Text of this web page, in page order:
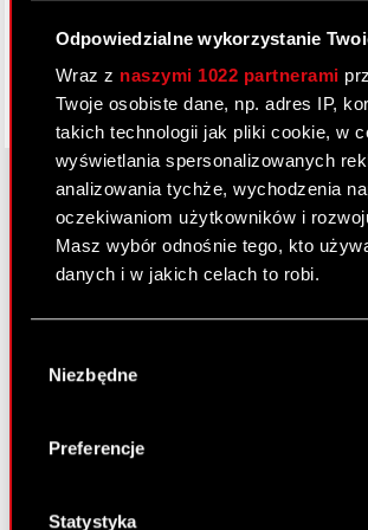
Odpowiedzialne wykorzystanie
Wraz z naszymi 1022 partnerami
Twoje osobiste dane, np. adres IP,
takich technologii jak pliki cookie, w
wyświetlania spersonalizowanych
analizowania tychże, wychodzenia
oczekiwaniom użytkowników i
Masz wybór odnośnie tego, kto
danych i w jakich celach to robi.
lokalizacji geograficznej z
Identyfikować Twoje
analizując charakteryzującego
palca)
zgody
Niezbędne
Preferencje
Statystyka
O CD PROJEKT
Grupa Kapitałowa
Inwestorzy
Kariera